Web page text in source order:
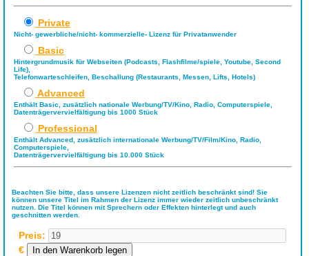
Private
Nicht- gewerbliche/nicht- kommerzielle- Lizenz für Privatanwender
Basic
Hintergrundmusik für Webseiten (Podcasts, Flashfilme/spiele, Youtube, Second
Life),
Telefonwarteschleifen, Beschallung (Restaurants, Messen, Lifts, Hotels)
Advanced
Enthält Basic, zusätzlich nationale Werbung/TV/Kino, Radio, Computerspiele,
Datenträgervervielfältigung bis 1000 Stück
Professional
Enthält Advanced, zusätzlich internationale Werbung/TV/Film/Kino, Radio,
Computerspiele,
Datenträgervervielfältigung bis 10.000 Stück
Beachten Sie bitte, dass unsere Lizenzen nicht zeitlich beschränkt sind! Sie
können unsere Titel im Rahmen der Lizenz immer wieder zeitlich unbeschränkt
nutzen. Die Titel können mit Sprechern oder Effekten hinterlegt und auch
geschnitten werden.
Preis:
€